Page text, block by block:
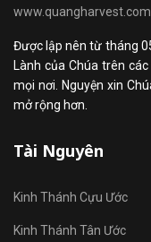
www.quangharvest.com
Được lập nên từ tháng
Lành của Chúa trên
mọi nơi. Nguyện xin
mở rộng hơn.
Tài Nguyên
Kinh Thánh Cựu Ước
Kinh Thánh Tân Ước